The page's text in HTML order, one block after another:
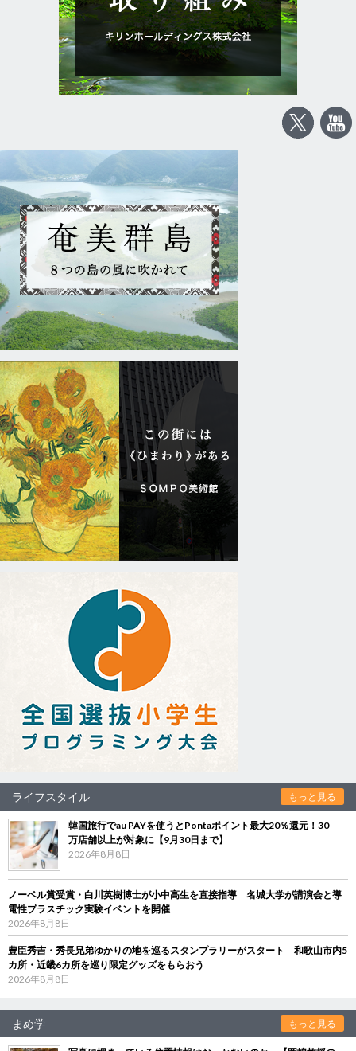
ライフスタイル もっと見る
韓国旅行でau PAYを使うとPontaポイント最大20％還元！30
万店舗以上が対象に【9月30日まで】
2026年8月8日
ノーベル賞受賞・白川英樹博士が小中高生を直接指導 名城大学が講演会と導
電性プラスチック実験イベントを開催
2026年8月8日
豊臣秀吉・秀長兄弟ゆかりの地を巡るスタンプラリーがスタート 和歌山市内5
カ所・近畿6カ所を巡り限定グッズをもらおう
2026年8月8日
まめ学 もっと見る